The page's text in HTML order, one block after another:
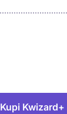
Kupi Kwizard+